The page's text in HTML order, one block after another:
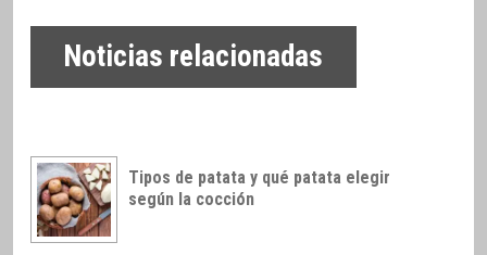
Noticias relacionadas
Tipos de patata y qué patata elegir
según la cocción